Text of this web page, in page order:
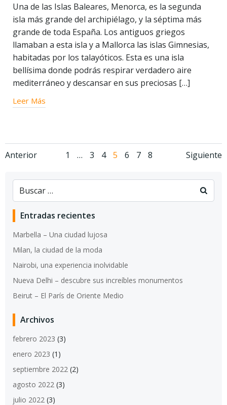
Una de las Islas Baleares, Menorca, es la segunda
isla más grande del archipiélago, y la séptima más
grande de toda España. Los antiguos griegos
llamaban a esta isla y a Mallorca las islas Gimnesias,
habitadas por los talayóticos. Esta es una isla
bellísima donde podrás respirar verdadero aire
mediterráneo y descansar en sus preciosas […]
Leer Más
Navegación
de
entradas
Anterior
Navegación
de
entradas
Página
1 … Página
3 Página
4 Página
5 Página
6 Página
7 Página
8
de
Siguiente
Entradas recientes
Marbella – Una ciudad lujosa
Milan, la ciudad de la moda
Nairobi, una experiencia inolvidable
Nueva Delhi – descubre sus increíbles monumentos
Beirut – El París de Oriente Medio
Archivos
febrero 2023 (3)
enero 2023 (1)
septiembre 2022 (2)
agosto 2022 (3)
julio 2022 (3)